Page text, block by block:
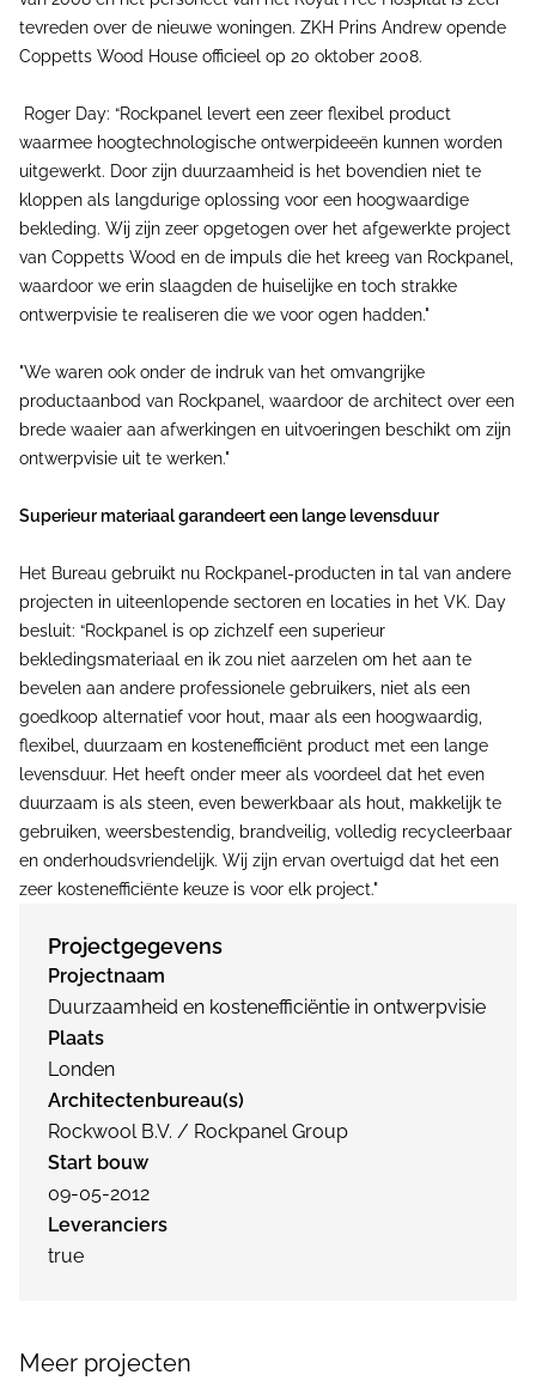
tevreden over de nieuwe woningen. ZKH Prins Andrew opende
Coppetts Wood House officieel op 20 oktober 2008.
Roger Day: “Rockpanel levert een zeer flexibel product
waarmee hoogtechnologische ontwerpideeën kunnen worden
uitgewerkt. Door zijn duurzaamheid is het bovendien niet te
kloppen als langdurige oplossing voor een hoogwaardige
bekleding. Wij zijn zeer opgetogen over het afgewerkte project
van Coppetts Wood en de impuls die het kreeg van Rockpanel,
waardoor we erin slaagden de huiselijke en toch strakke
ontwerpvisie te realiseren die we voor ogen hadden."
"We waren ook onder de indruk van het omvangrijke
productaanbod van Rockpanel, waardoor de architect over een
brede waaier aan afwerkingen en uitvoeringen beschikt om zijn
ontwerpvisie uit te werken."
Superieur materiaal garandeert een lange levensduur
Het Bureau gebruikt nu Rockpanel-producten in tal van andere
projecten in uiteenlopende sectoren en locaties in het VK. Day
besluit: “Rockpanel is op zichzelf een superieur
bekledingsmateriaal en ik zou niet aarzelen om het aan te
bevelen aan andere professionele gebruikers, niet als een
goedkoop alternatief voor hout, maar als een hoogwaardig,
flexibel, duurzaam en kostenefficiënt product met een lange
levensduur. Het heeft onder meer als voordeel dat het even
duurzaam is als steen, even bewerkbaar als hout, makkelijk te
gebruiken, weersbestendig, brandveilig, volledig recycleerbaar
en onderhoudsvriendelijk. Wij zijn ervan overtuigd dat het een
zeer kostenefficiënte keuze is voor elk project."
Projectgegevens
Projectnaam
Duurzaamheid en kostenefficiëntie in ontwerpvisie
Plaats
Londen
Architectenbureau(s)
Rockwool B.V. / Rockpanel Group
Start bouw
09-05-2012
Leveranciers
true
Meer projecten